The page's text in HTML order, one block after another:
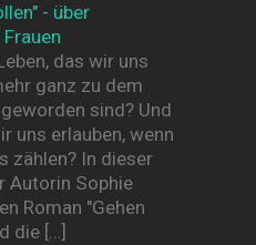
- über
das wir uns
ganz zu dem
sind? Und
uns erlauben, wenn
zählen? In dieser
Autorin Sophie
Roman "Gehen
die […]